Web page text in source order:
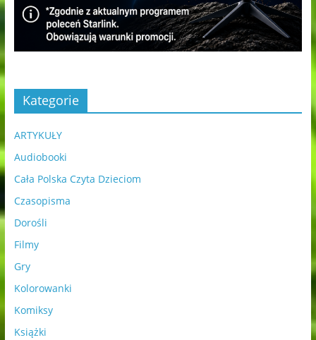
Kategorie
ARTYKUŁY
Audiobooki
Cała Polska Czyta Dzieciom
Czasopisma
Dorośli
Filmy
Gry
Kolorowanki
Komiksy
Książki